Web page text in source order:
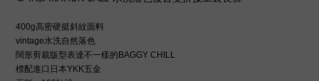
400g高密硬挺斜紋面料
vintage水洗自然落色
闊形剪裁版型表達不一樣的BAGGY CHILL
標配進口日本YKK五金